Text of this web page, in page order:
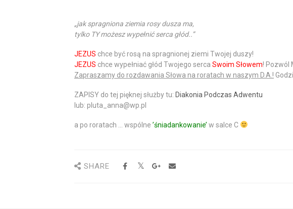
„jak spragniona ziemia rosy dusza ma,
tylko TY możesz wypełnić serca głód..”
JEZUS chce być rosą na spragnionej ziemi Twojej duszy!
JEZUS chce wypełniać głód Twojego serca Swoim Słowem! Pozwól
Zapraszamy do rozdawania Słowa na roratach w naszym D.A.!
ZAPISY do tej pięknej służby tu: Diakonia Podczas Adwentu
lub: pluta_anna@wp.pl
a po roratach … wspólne ’śniadankowanie’ w salce C
SHARE